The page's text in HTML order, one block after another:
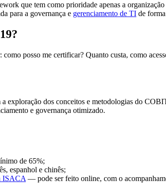
que tem como prioridade apenas a
para a governança e gerenciamento de TI de
posso me certificar? Quanto custa, como
exploração dos conceitos e metodologias do
e governança otimizado.
de 65%;
espanhol e chinês;
ISACA — pode ser feito online, com o